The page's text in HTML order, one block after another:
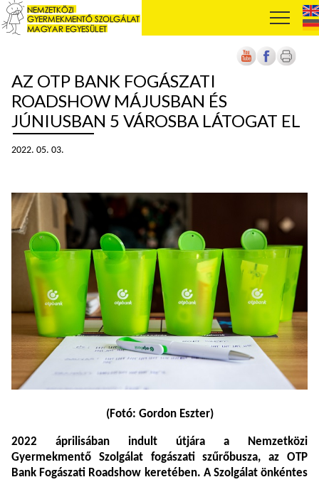
AZ OTP BANK FOGÁSZATI
ROADSHOW MÁJUSBAN ÉS
JÚNIUSBAN 5 VÁROSBA LÁTOGAT EL
2022. 05. 03.
(Fotó: Gordon Eszter)
2022 áprilisában indult útjára a
Nemzetközi
Gyermekmentő Szolgálat fogászati szűrőbusza, az OTP
Bank Fogászati Roadshow keretében. A Szolgálat önkéntes